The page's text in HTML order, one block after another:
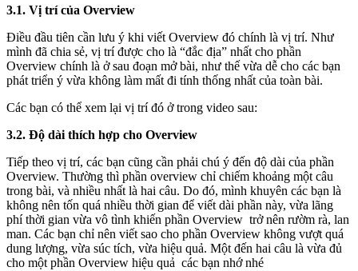
3.1. Vị trí của Overview
Điều đầu tiên cần lưu ý khi viết Overview đó chính là vị trí. Như
mình đã chia sẻ, vị trí được cho là “đắc địa” nhất cho phần
Overview chính là ở sau đoạn mở bài, như thế vừa dễ cho các bạn
phát triển ý vừa không làm mất đi tính thống nhất của toàn bài.
Các bạn có thể xem lại vị trí đó ở trong video sau:
3.2. Độ dài thích hợp cho Overview
Tiếp theo vị trí, các bạn cũng cần phải chú ý đến độ dài của phần
Overview. Thường thì phần overview chỉ chiếm khoảng một câu
trong bài, và nhiều nhất là hai câu. Do đó, mình khuyên các bạn là
không nên tốn quá nhiều thời gian để viết dài phần này, vừa lãng
phí thời gian vừa vô tình khiến phần Overview trở nên rườm rà, lan
man. Các bạn chỉ nên viết sao cho phần Overview không vượt quá
dung lượng, vừa súc tích, vừa hiệu quả. Một đến hai câu là vừa đủ
cho một phần Overview hiệu quả các bạn nhớ nhé